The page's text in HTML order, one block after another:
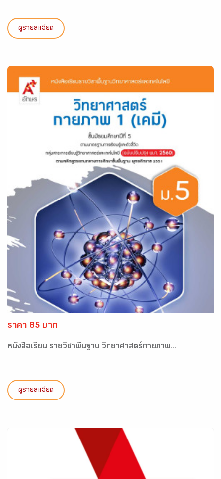
ดูรายละเอียด
ราคา 85 บาท
หนังสือเรียน รายวิชาพื้นฐาน วิทยาศาสตร์กายภาพ...
ดูรายละเอียด